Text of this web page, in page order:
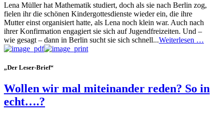
Lena Müller hat Mathematik studiert, doch als sie nach Berlin zog,
fielen ihr die schönen Kindergottesdienste wieder ein, die ihre
Mutter einst organisiert hatte, als Lena noch klein war. Auch nach
ihrer Konfirmation engagiert sie sich auf Jugendfreizeiten. Und –
wie gesagt – dann in Berlin sucht sie sich schnell...Weiterlesen …
„Der Leser-Brief“
Wollen wir mal miteinander reden? So in
echt….?